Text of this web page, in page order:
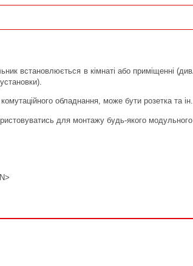
встановлюється в кімнаті або приміщенні
обладнання, може бути розетка та ін.
для монтажу будь-якого